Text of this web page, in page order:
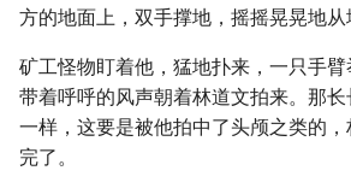
方的地面上，双手撑地，摇摇晃晃地从
矿工怪物盯着他，猛地扑来，一只手
带着呼呼的风声朝着林道文拍来。那
一样，这要是被他拍中了头颅之类的
完了。